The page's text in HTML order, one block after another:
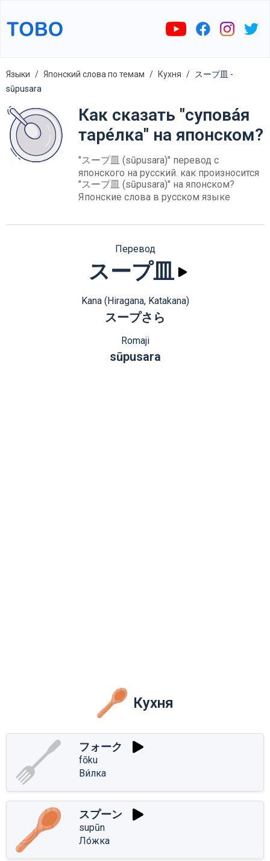
Языки Японский слова по темам Кухня
スープ皿 -
sūpusara
Как сказать "супова́я
таре́лка" на японском?
"スープ皿 (sūpusara)" перевод с
японского на русский. как произносится
"スープ皿 (sūpusara)" на японском?
Японские слова в русском языке
Перевод
スープ皿
Kana (Hiragana, Katakana)
スープさら
Romaji
sūpusara
Кухня
フォーク
fōku
Ви́лка
スプーン
supūn
Ло́жка